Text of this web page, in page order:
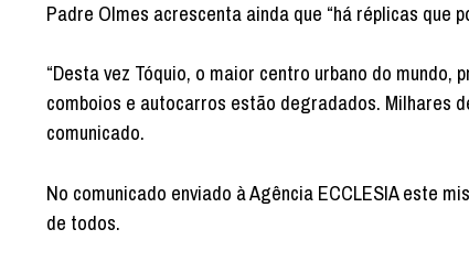
Padre Olmes acrescenta ainda que “há réplicas que
“Desta vez Tóquio, o maior centro urbano do
comboios e autocarros estão degradados. Milhares
comunicado.
No comunicado enviado à Agência ECCLESIA este
de todos.